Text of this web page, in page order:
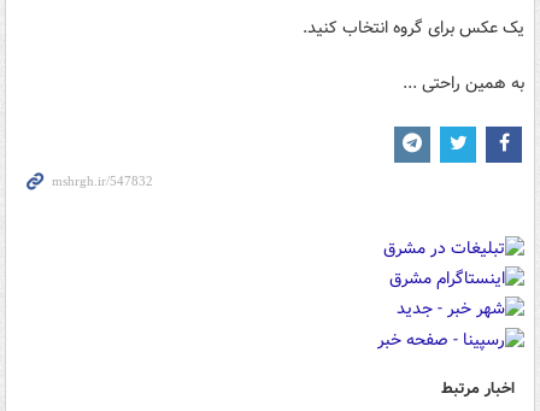
یک عکس برای گروه انتخاب کنید.
به همین راحتی ...
اخبار مرتبط